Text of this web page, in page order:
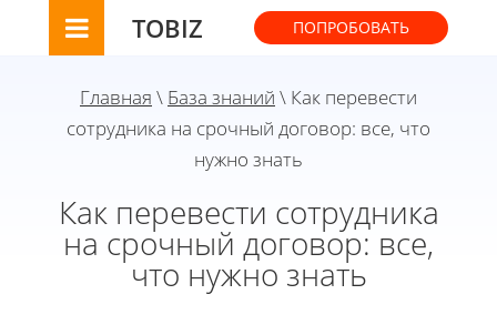
TOBIZ ПОПРОБОВАТЬ
Главная \ База знаний \ Как перевести
сотрудника на срочный договор: все, что
нужно знать
Как перевести сотрудника
на срочный договор: все,
что нужно знать